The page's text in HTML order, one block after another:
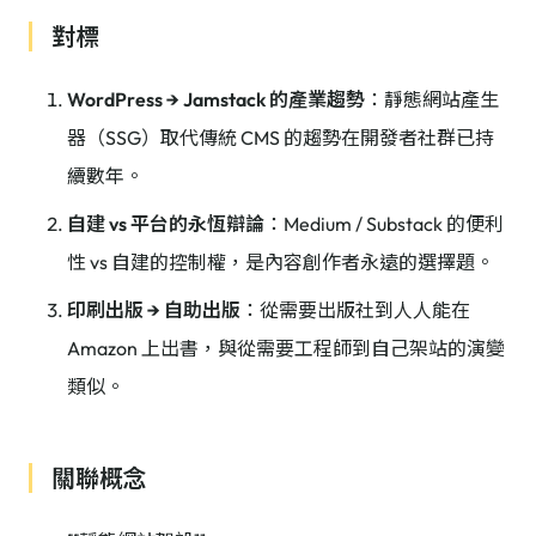
對標
WordPress → Jamstack 的產業趨勢 ：靜態網站產生
器（SSG）取代傳統 CMS 的趨勢在開發者社群已持
續數年。
自建 vs 平台的永恆辯論 ：Medium / Substack 的便利
性 vs 自建的控制權，是內容創作者永遠的選擇題。
印刷出版 → 自助出版 ：從需要出版社到人人能在
Amazon 上出書，與從需要工程師到自己架站的演變
類似。
關聯概念